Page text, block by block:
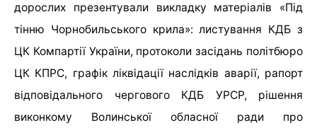
дорослих презентували викладку матеріалів «Під
тінню Чорнобильського крила»: листування КДБ з
ЦК Компартії України, протоколи засідань політбюро
ЦК КПРС, графік ліквідації наслідків аварії, рапорт
відповідального чергового КДБ УРСР, рішення
виконкому Волинської обласної ради про